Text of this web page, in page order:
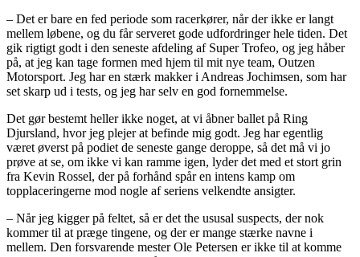
– Det er bare en fed periode som racerkører, når der ikke er langt
mellem løbene, og du får serveret gode udfordringer hele tiden. Det
gik rigtigt godt i den seneste afdeling af Super Trofeo, og jeg håber
på, at jeg kan tage formen med hjem til mit nye team, Outzen
Motorsport. Jeg har en stærk makker i Andreas Jochimsen, som har
set skarp ud i tests, og jeg har selv en god fornemmelse.
Det gør bestemt heller ikke noget, at vi åbner ballet på Ring
Djursland, hvor jeg plejer at befinde mig godt. Jeg har egentlig
været øverst på podiet de seneste gange deroppe, så det må vi jo
prøve at se, om ikke vi kan ramme igen, lyder det med et stort grin
fra Kevin Rossel, der på forhånd spår en intens kamp om
topplaceringerne mod nogle af seriens velkendte ansigter.
– Når jeg kigger på feltet, så er det the ususal suspects, der nok
kommer til at præge tingene, og der er mange stærke navne i
mellem. Den forsvarende mester Ole Petersen er ikke til at komme